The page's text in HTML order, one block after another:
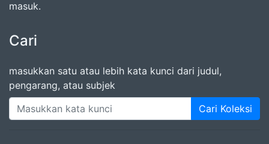
masuk.
Cari
masukkan satu atau lebih kata kunci dari judul,
pengarang, atau subjek
Cari Koleksi